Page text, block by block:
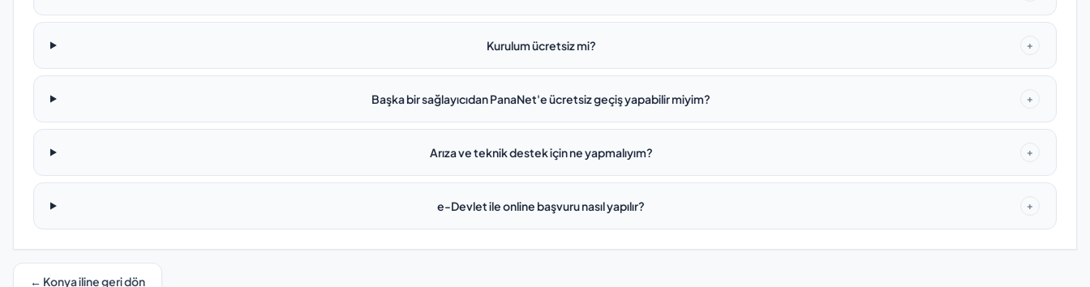
Kurulum ücretsiz mi? +
Başka bir sağlayıcıdan PanaNet'e ücretsiz geçiş yapabilir miyim? +
Arıza ve teknik destek için ne yapmalıyım? +
e-Devlet ile online başvuru nasıl yapılır? +
← Konya iline geri dön